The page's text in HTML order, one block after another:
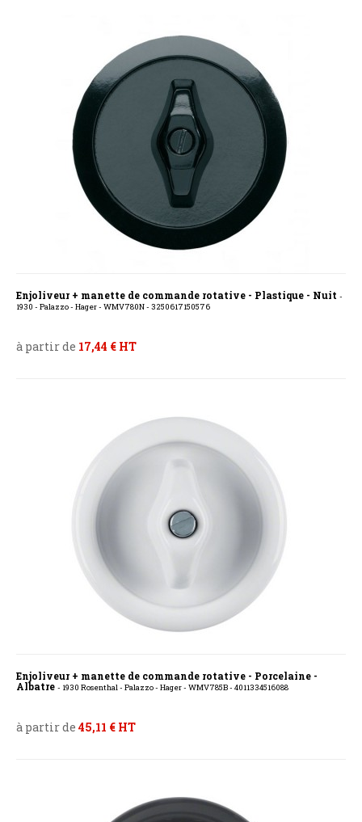
Enjoliveur + manette de commande rotative - Plastique - Nuit -
1930 - Palazzo - Hager - WMV780N - 3250617150576
à partir de 17,44 € HT
Enjoliveur + manette de commande rotative - Porcelaine -
Albatre - 1930 Rosenthal - Palazzo - Hager - WMV785B - 4011334516088
à partir de 45,11 € HT